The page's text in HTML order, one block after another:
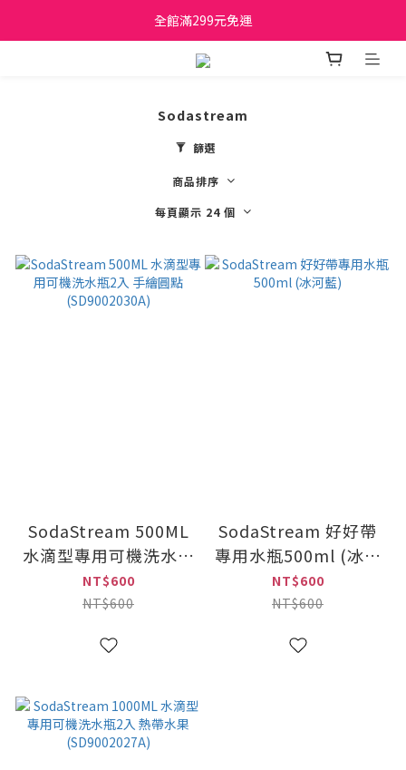
日立家電、國際牌 原廠管制價格 私訊優惠價
全館滿299元免運
日立家電、國際牌 原廠管制價格 私訊優惠價
Sodastream
篩選
商品排序
每頁顯示 24 個
SodaStream 500ML
水滴型專用可機洗水瓶
2入 手繪圓點
(SD9002030A)
NT$600
NT$600
SodaStream 好好帶
專用水瓶500ml (冰河
藍)
NT$600
NT$600